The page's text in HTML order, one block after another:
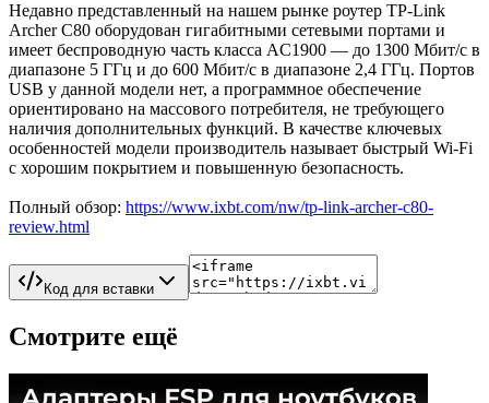
Недавно представленный на нашем рынке роутер TP-Link
Archer C80 оборудован гигабитными сетевыми портами и
имеет беспроводную часть класса AC1900 — до 1300 Мбит/с в
диапазоне 5 ГГц и до 600 Мбит/с в диапазоне 2,4 ГГц. Портов
USB у данной модели нет, а программное обеспечение
ориентировано на массового потребителя, не требующего
наличия дополнительных функций. В качестве ключевых
особенностей модели производитель называет быстрый Wi-Fi
с хорошим покрытием и повышенную безопасность.
Полный обзор: https://www.ixbt.com/nw/tp-link-archer-c80-
review.html
Код для вставки
Смотрите ещё